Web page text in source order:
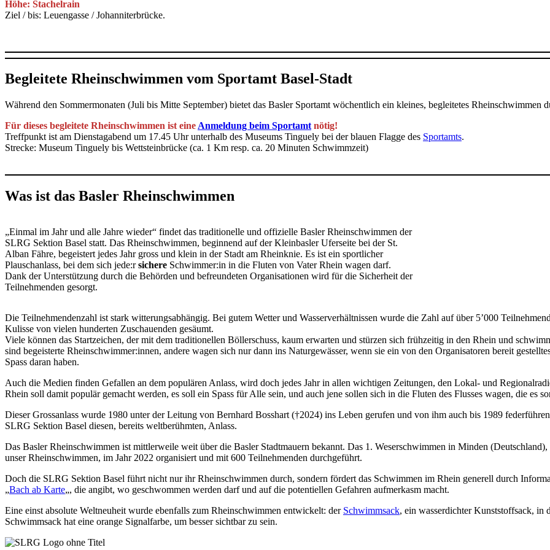
Höhe: Stachelrain
Ziel / bis: Leuengasse / Johanniterbrücke.
Begleitete Rheinschwimmen vom Sportamt Basel-Stadt
Während den Sommermonaten (Juli bis Mitte September) bietet das Basler Sportamt wöchentlich ein kleines, begleitetes Rheinschwimmen
Für dieses begleitete Rheinschwimmen ist eine Anmeldung beim Sportamt nötig!
Treffpunkt ist am Dienstagabend um 17.45 Uhr unterhalb des Museums Tinguely bei der blauen Flagge des Sportamts.
Strecke: Museum Tinguely bis Wettsteinbrücke (ca. 1 Km resp. ca. 20 Minuten Schwimmzeit)
Was ist das Basler Rheinschwimmen
„Einmal im Jahr und alle Jahre wieder“ findet das traditionelle und offizielle Basler Rheinschwimmen der
SLRG Sektion Basel statt. Das Rheinschwimmen, beginnend auf der Kleinbasler Uferseite bei der St.
Alban Fähre, begeistert jedes Jahr gross und klein in der Stadt am Rheinknie. Es ist ein sportlicher
Plauschanlass, bei dem sich jede:rsichere Schwimmer:in in die Fluten von Vater Rhein wagen darf.
Dank der Unterstützung durch die Behörden und befreundeten Organisationen wird für die Sicherheit der
Teilnehmenden gesorgt.
Die Teilnehmendenzahl ist stark witterungsabhängig. Bei gutem Wetter und Wasserverhältnissen wurde die Zahl auf über 5’000
Kulisse von vielen hunderten Zuschauenden gesäumt.
Viele können das Startzeichen, der mit dem traditionellen Böllerschuss, kaum erwarten und stürzen sich frühzeitig in den Rhein und
sind begeisterte Rheinschwimmer:innen, andere wagen sich nur dann ins Naturgewässer, wenn sie ein von den Organisatoren bereit
Spass daran haben.
Auch die Medien finden Gefallen an dem populären Anlass, wird doch jedes Jahr in allen wichtigen Zeitungen, den Lokal- und
Rhein soll damit populär gemacht werden, es soll ein Spass für Alle sein, und auch jene sollen sich in die Fluten des Flusses wagen, die es
Dieser Grossanlass wurde 1980 unter der Leitung von Bernhard Bosshart (†2024) ins Leben gerufen und von ihm auch bis 1989
SLRG Sektion Basel diesen, bereits weltberühmten, Anlass.
Das Basler Rheinschwimmen ist mittlerweile weit über die Basler Stadtmauern bekannt. Das 1. Weserschwimmen in Minden
unser Rheinschwimmen, im Jahr 2022 organisiert und mit 600 Teilnehmenden durchgeführt.
Doch die SLRG Sektion Basel führt nicht nur ihr Rheinschwimmen durch, sondern fördert das Schwimmen im Rhein generell durch
„Bach ab Karte„, die angibt, wo geschwommen werden darf und auf die potentiellen Gefahren aufmerkasm macht.
Eine einst absolute Weltneuheit wurde ebenfalls zum Rheinschwimmen entwickelt: der Schwimmsack, ein wasserdichter Kunststoffsack, in
Schwimmsack hat eine orange Signalfarbe, um besser sichtbar zu sein.